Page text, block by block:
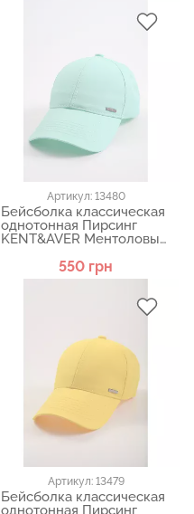
Артикул: 13480
Бейсболка классическая
однотонная Пирсинг
KENT&AVER Ментоловый
550 грн
Артикул: 13479
Бейсболка классическая
однотонная Пирсинг